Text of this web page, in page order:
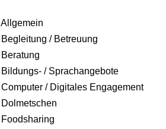
Allgemein
Begleitung / Betreuung
Beratung
Bildungs- / Sprachangebote
Computer / Digitales Engagement
Dolmetschen
Foodsharing